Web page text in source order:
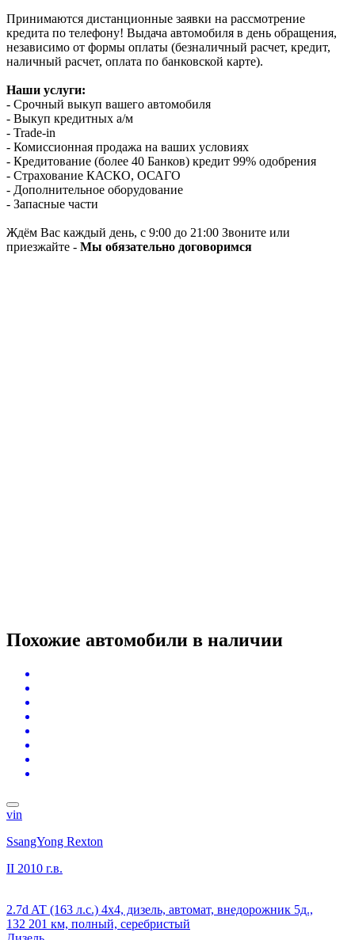
Принимаются дистанционные заявки на рассмотрение
кредита по телефону! Выдача автомобиля в день обращения,
независимо от формы оплаты (безналичный расчет, кредит,
наличный расчет, оплата по банковской карте).
Наши услуги:
- Срочный выкуп вашего автомобиля
- Выкуп кредитных а/м
- Trade-in
- Комиссионная продажа на ваших условиях
- Кредитование (более 40 Банков) кредит 99% одобрения
- Страхование КАСКО, ОСАГО
- Дополнительное оборудование
- Запасные части
Ждём Вас каждый день, с 9:00 до 21:00 Звоните или
приезжайте - Мы обязательно договоримся
Похожие автомобили в наличии
vin
SsangYong Rexton
II 2010 г.в.
2.7d AT (163 л.с.) 4x4, дизель, автомат, внедорожник 5д.,
132 201 км, полный, серебристый